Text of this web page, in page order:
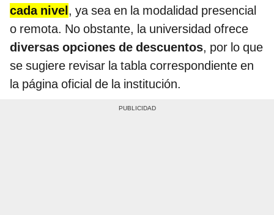
cada nivel, ya sea en la modalidad presencial
o remota. No obstante, la universidad ofrece
diversas opciones de descuentos, por lo que
se sugiere revisar la tabla correspondiente en
la página oficial de la institución.